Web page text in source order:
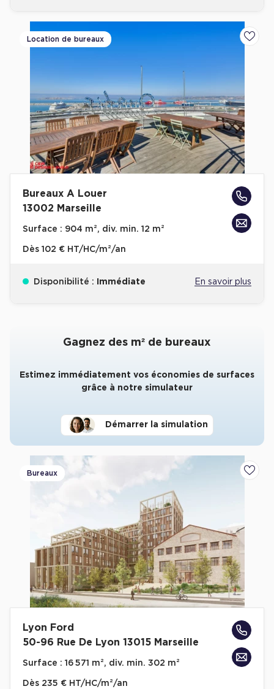
Location de bureaux
Bureaux A Louer
13002 Marseille
Surface : 904 m², div. min. 12 m²
Dès 102 € HT/HC/m²/an
Disponibilité : Immédiate En savoir plus
Gagnez des m² de bureaux
Estimez immédiatement vos économies de surfaces
grâce à notre simulateur
Démarrer la simulation
Bureaux
Lyon Ford
50-96 Rue De Lyon 13015 Marseille
Surface : 16 571 m², div. min. 302 m²
Dès 235 € HT/HC/m²/an